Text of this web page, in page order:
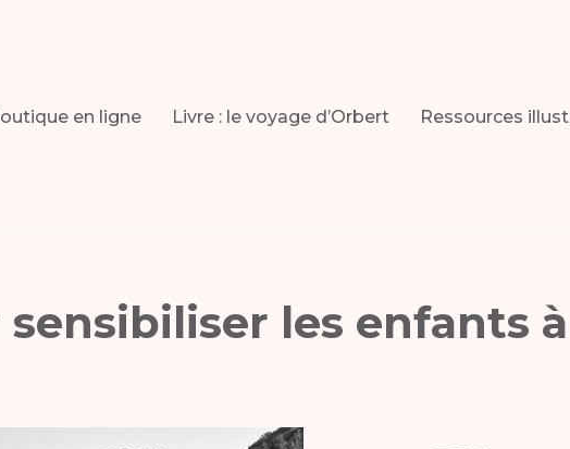
en ligne Livre : le voyage d’Orbert Ressources
les enfants à